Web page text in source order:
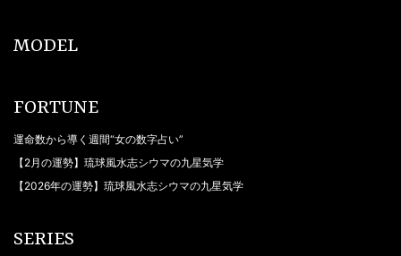
MODEL
FORTUNE
運命数から導く週間“女の数字占い”
【2月の運勢】琉球風水志シウマの九星気学
【2026年の運勢】琉球風水志シウマの九星気学
SERIES